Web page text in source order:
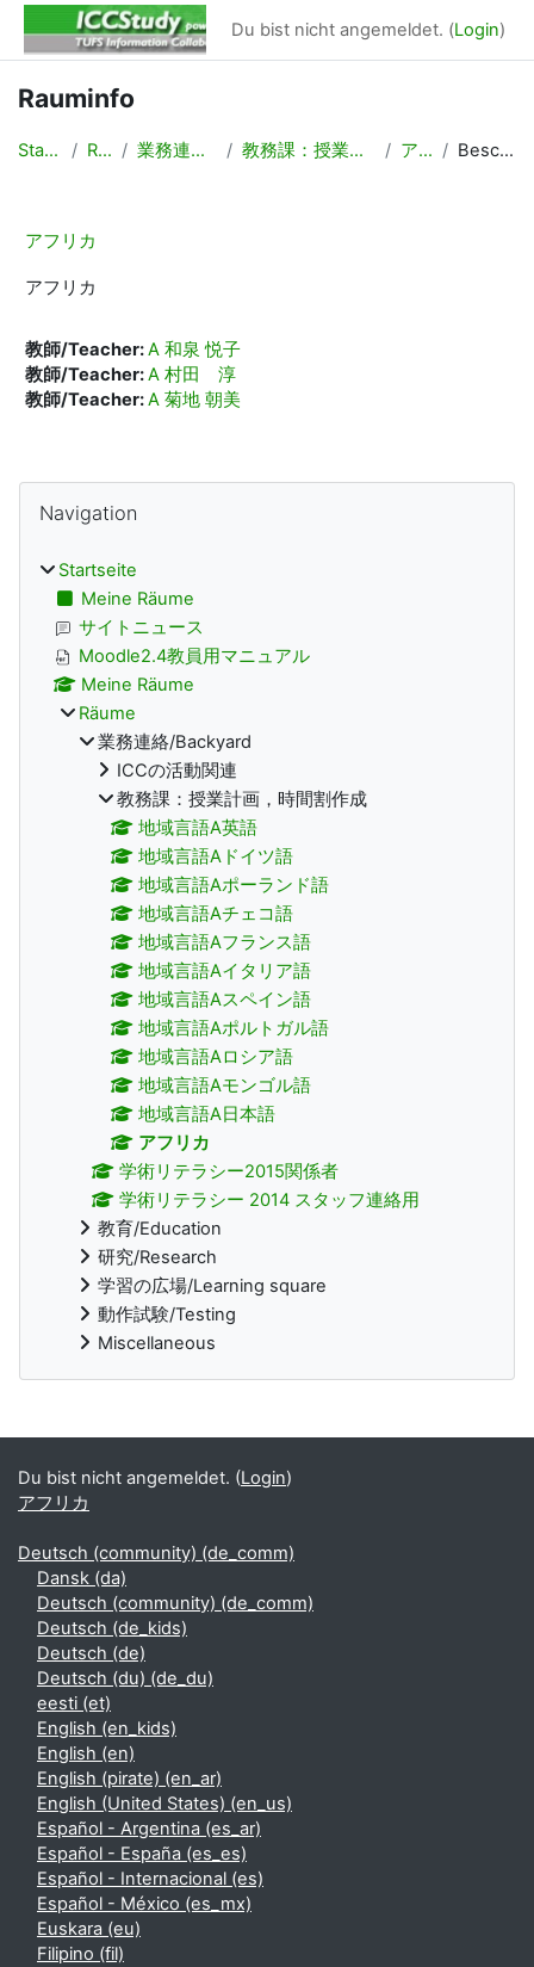
Zum Hauptinhalt
Du bist nicht angemeldet. (Login)
Rauminfo
Startseite Räume 業務連絡/Backyard 教務課：授業計画，時間割作成 アフリカ Beschreibung
アフリカ
アフリカ
教師/Teacher:A 和泉 悦子
教師/Teacher:A 村田 淳
教師/Teacher:A 菊地 朝美
Blöcke
Navigation
Startseite
Meine Räume
サイトニュース
Moodle2.4教員用マニュアル
Meine Räume
Räume
業務連絡/Backyard
ICCの活動関連
教務課：授業計画，時間割作成
地域言語A英語
地域言語Aドイツ語
地域言語Aポーランド語
地域言語Aチェコ語
地域言語Aフランス語
地域言語Aイタリア語
地域言語Aスペイン語
地域言語Aポルトガル語
地域言語Aロシア語
地域言語Aモンゴル語
地域言語A日本語
アフリカ
学術リテラシー2015関係者
学術リテラシー 2014 スタッフ連絡用
教育/Education
研究/Research
学習の広場/Learning square
動作試験/Testing
Miscellaneous
Ergänzungsblöcke
Du bist nicht angemeldet. (Login)
アフリカ
Deutsch (community) ‎(de_comm)‎
Dansk ‎(da)‎
Deutsch (community) ‎(de_comm)‎
Deutsch ‎(de_kids)‎
Deutsch ‎(de)‎
Deutsch (du) ‎(de_du)‎
eesti ‎(et)‎
English ‎(en_kids)‎
English ‎(en)‎
English (pirate) ‎(en_ar)‎
English (United States) ‎(en_us)‎
Español - Argentina ‎(es_ar)‎
Español - España ‎(es_es)‎
Español - Internacional ‎(es)‎
Español - México ‎(es_mx)‎
Euskara ‎(eu)‎
Filipino ‎(fil)‎